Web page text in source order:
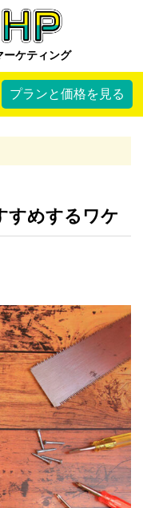
ーケティング
プランと価格を見る
すめするワケ